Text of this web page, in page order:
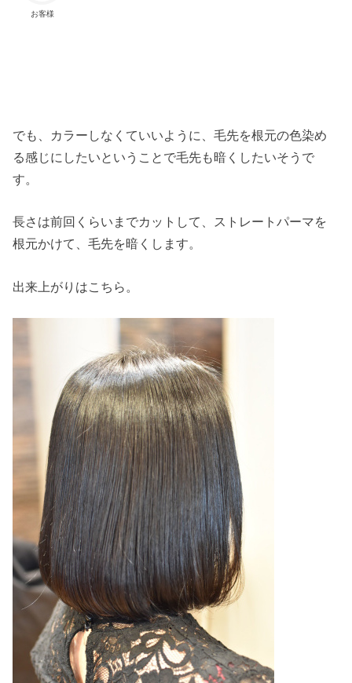
お客様
でも、カラーしなくていいように、毛先を根元の色染め
る感じにしたいということで毛先も暗くしたいそうで
す。
長さは前回くらいまでカットして、ストレートパーマを
根元かけて、毛先を暗くします。
出来上がりはこちら。